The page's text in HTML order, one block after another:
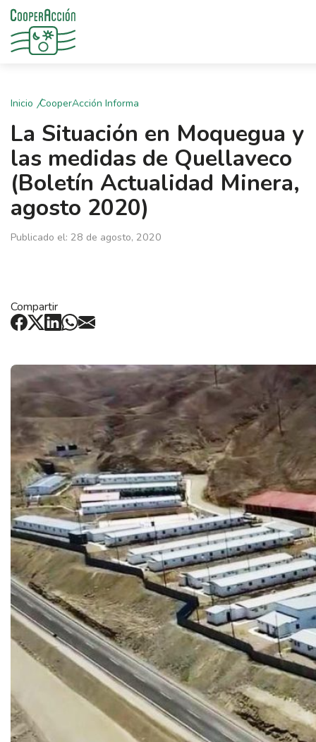
Inicio CooperAcción Informa
La Situación en Moquegua y
las medidas de Quellaveco
(Boletín Actualidad Minera,
agosto 2020)
Publicado el: 28 de agosto, 2020
Compartir